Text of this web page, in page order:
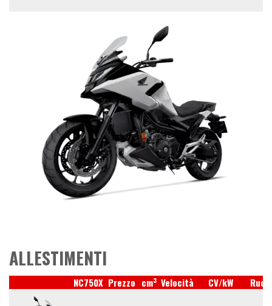
ALLESTIMENTI
NC750X Prezzo cm3 Velocità CV/kW